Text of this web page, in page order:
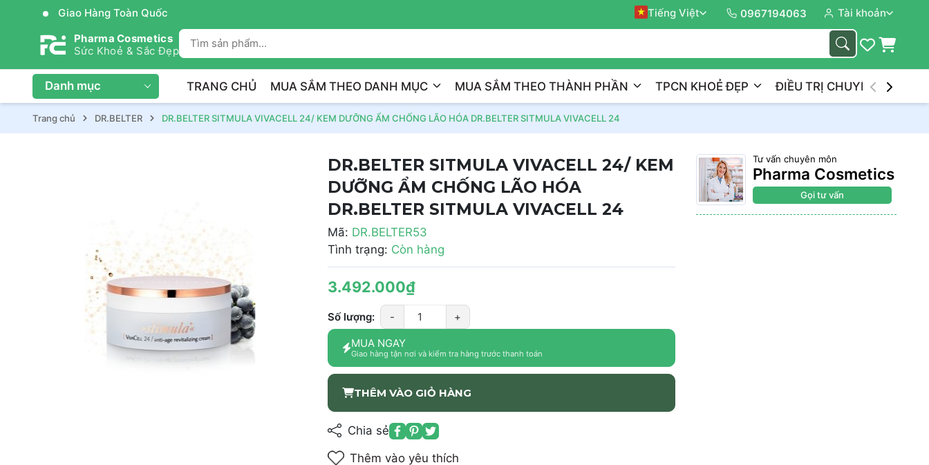
Giao Hàng Toàn Quốc Tiếng Việt 0967194063
Tài khoản
Pharma Cosmetics
Sức Khoẻ & Sắc Đẹp
Danh mục TRANG CHỦ MUA SẮM THEO DANH MỤC MUA SẮM THEO THÀNH PHẦN TPCN KHOẺ ĐẸP ĐIỀU TRỊ CHUYÊN NGHIỆP
Trang chủ DR.BELTER DR.BELTER SITMULA VIVACELL 24/ KEM DƯỠNG ẨM CHỐNG LÃO HÓA DR.BELTER SITMULA VIVACELL 24
DR.BELTER SITMULA VIVACELL 24/ KEM
DƯỠNG ẨM CHỐNG LÃO HÓA
DR.BELTER SITMULA VIVACELL 24
Mã: DR.BELTER53
Tình trạng: Còn hàng
3.492.000₫
Số lượng: - +
MUA NGAY
Giao hàng tận nơi và kiểm tra hàng trước thanh toán
THÊM VÀO GIỎ HÀNG
Chia sẻ
Thêm vào yêu thích
Tư vấn chuyên môn
Pharma Cosmetics
Gọi tư vấn